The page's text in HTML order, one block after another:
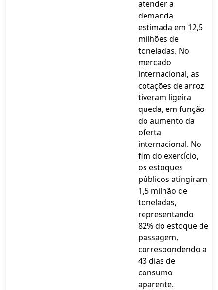
atender a
demanda
estimada em 12,5
milhões de
toneladas. No
mercado
internacional, as
cotações de arroz
tiveram ligeira
queda, em função
do aumento da
oferta
internacional. No
fim do exercício,
os estoques
públicos atingiram
1,5 milhão de
toneladas,
representando
82% do estoque de
passagem,
correspondendo a
43 dias de
consumo
aparente.